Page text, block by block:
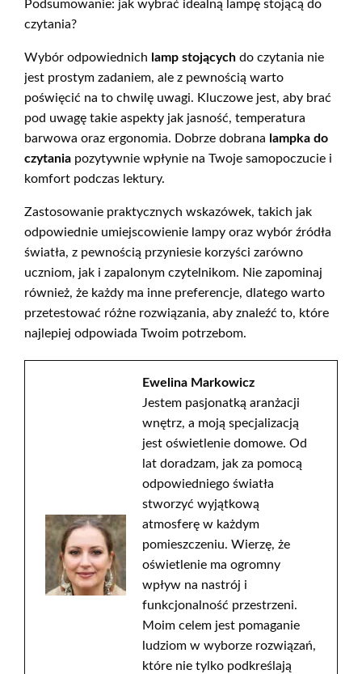
Podsumowanie: jak wybrać idealną lampę stojącą do
czytania?
Wybór odpowiednich lamp stojących do czytania nie
jest prostym zadaniem, ale z pewnością warto
poświęcić na to chwilę uwagi. Kluczowe jest, aby brać
pod uwagę takie aspekty jak jasność, temperatura
barwowa oraz ergonomia. Dobrze dobrana lampka do
czytania pozytywnie wpłynie na Twoje samopoczucie i
komfort podczas lektury.
Zastosowanie praktycznych wskazówek, takich jak
odpowiednie umiejscowienie lampy oraz wybór źródła
światła, z pewnością przyniesie korzyści zarówno
uczniom, jak i zapalonym czytelnikom. Nie zapominaj
również, że każdy ma inne preferencje, dlatego warto
przetestować różne rozwiązania, aby znaleźć to, które
najlepiej odpowiada Twoim potrzebom.
Ewelina Markowicz
Jestem pasjonatką aranżacji
wnętrz, a moją specjalizacją
jest oświetlenie domowe. Od
lat doradzam, jak za pomocą
odpowiedniego światła
stworzyć wyjątkową
atmosferę w każdym
pomieszczeniu. Wierzę, że
oświetlenie ma ogromny
wpływ na nastrój i
funkcjonalność przestrzeni.
Moim celem jest pomaganie
ludziom w wyborze rozwiązań,
które nie tylko podkreślają